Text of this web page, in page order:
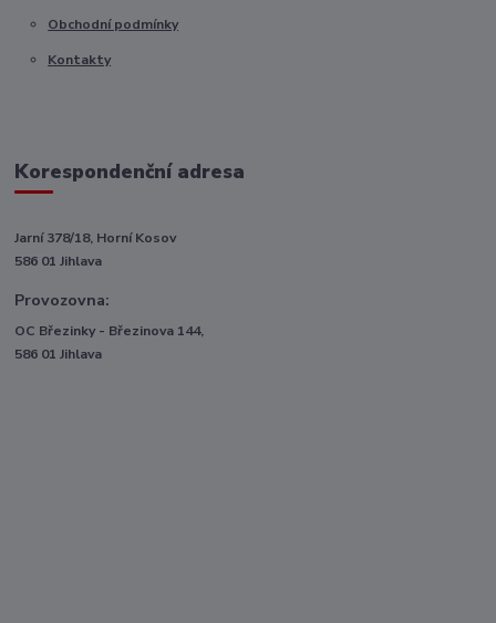
Obchodní podmínky
Kontakty
Korespondenční adresa
Jarní 378/18, Horní Kosov
586 01 Jihlava
Provozovna:
OC Březinky - Březinova 144,
586 01 Jihlava